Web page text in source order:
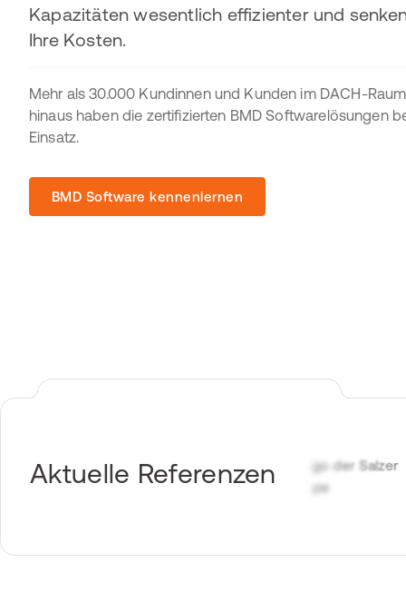
Kapazitäten wesentlich effizienter und
Ihre Kosten.
Mehr als 30.000 Kundinnen und Kunden im DACH-
hinaus haben die zertifizierten BMD Softwarelösungen
Einsatz.
BMD Software kennenlernen
Aktuelle Referenzen